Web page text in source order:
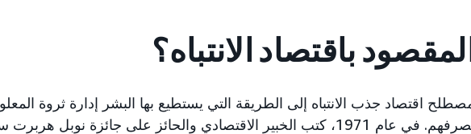
باقتصاد الانتباه؟
اقتصاد جذب الانتباه إلى الطريقة التي يستطيع بها البشر إدارة ثروة
تحت تصرفهم. في عام 1971، كتب الخبير الاقتصادي والحائز على جائزة نوبل